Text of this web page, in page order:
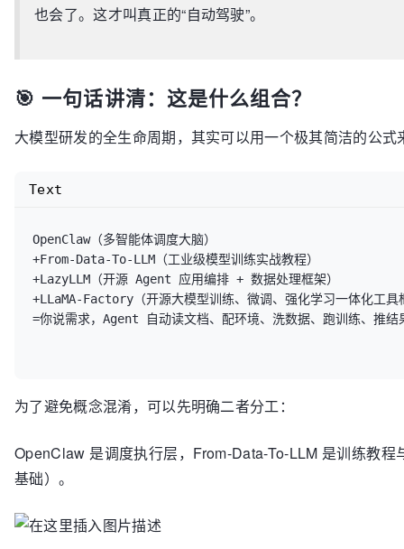
也会了。这才叫真正的“自动驾驶”。
🎯 一句话讲清：这是什么组合？
大模型研发的全生命周期，其实可以用一个极其简洁的公式
OpenClaw（多智能体调度大脑）
+From-Data-To-LLM（工业级模型训练实战教程）
+LazyLLM（开源 Agent 应用编排 + 数据处理框架）
+LLaMA-Factory（开源大模型训练、微调、强化学习一体化工具
=你说需求，Agent 自动读文档、配环境、洗数据、跑训练、推结
Text
为了避免概念混淆，可以先明确二者分工：
OpenClaw 是调度执行层，From-Data-To-LLM 是训练教
基础）。